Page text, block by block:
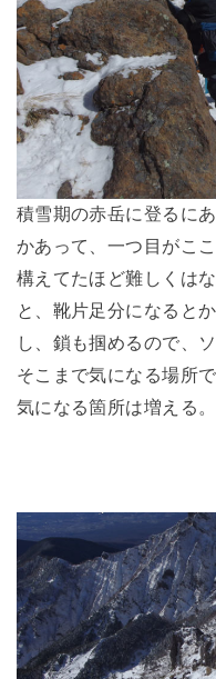
積雪期の赤岳に登るに
かあって、一つ目がこ
構えてたほど難しくは
と、靴片足分になると
し、鎖も掴めるので、
そこまで気になる場所
気になる箇所は増える。